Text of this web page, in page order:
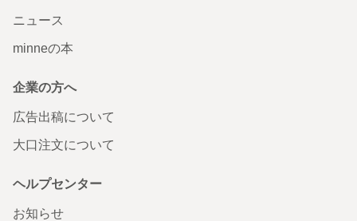
ニュース
minneの本
企業の方へ
広告出稿について
大口注文について
ヘルプセンター
お知らせ